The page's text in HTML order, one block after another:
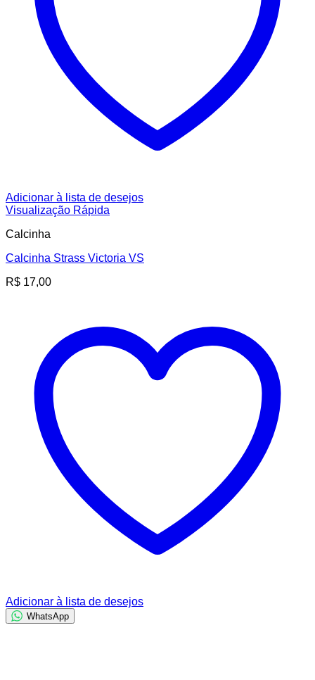
Adicionar à lista de desejos
Visualização Rápida
Calcinha
Calcinha Strass Victoria VS
R$ 17,00
Adicionar à lista de desejos
WhatsApp